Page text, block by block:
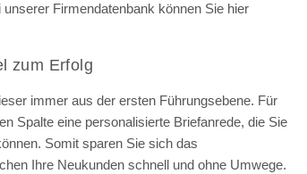
Firmendatenbank können Sie hier
zum Erfolg
immer aus der ersten Führungsebene. Für
Spalte eine personalisierte Briefanrede, die Sie
Somit sparen Sie sich das
Ihre Neukunden schnell und ohne Umwege.